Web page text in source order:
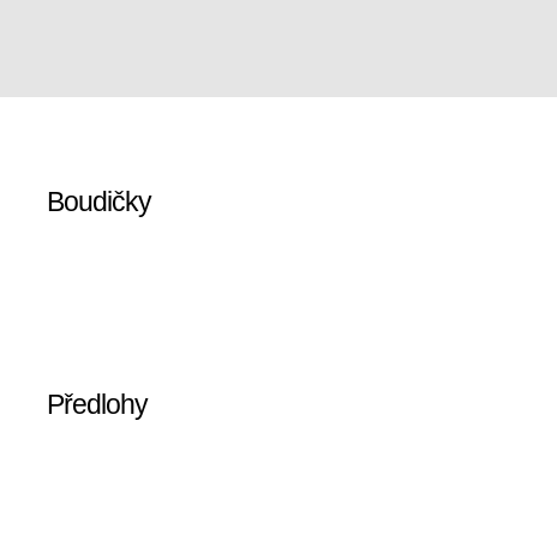
Boudičky
Předlohy